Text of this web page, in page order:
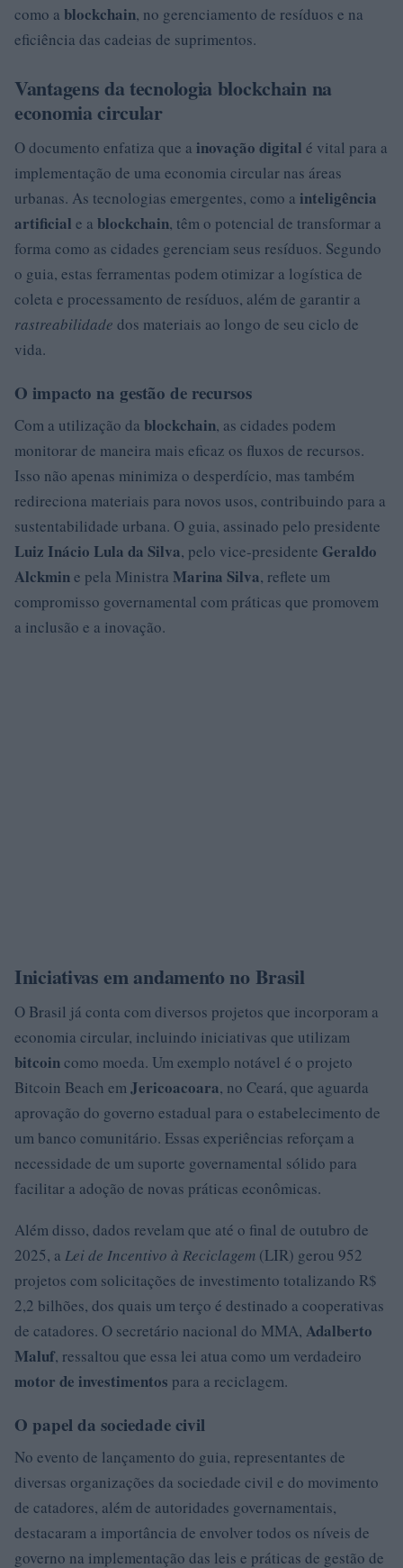
como a blockchain, no gerenciamento de resíduos e na
eficiência das cadeias de suprimentos.
Vantagens da tecnologia blockchain na
economia circular
O documento enfatiza que a inovação digital é vital para a
implementação de uma economia circular nas áreas
urbanas. As tecnologias emergentes, como a inteligência
artificial e a blockchain, têm o potencial de transformar a
forma como as cidades gerenciam seus resíduos. Segundo
o guia, estas ferramentas podem otimizar a logística de
coleta e processamento de resíduos, além de garantir a
rastreabilidade dos materiais ao longo de seu ciclo de
vida.
O impacto na gestão de recursos
Com a utilização da blockchain, as cidades podem
monitorar de maneira mais eficaz os fluxos de recursos.
Isso não apenas minimiza o desperdício, mas também
redireciona materiais para novos usos, contribuindo para a
sustentabilidade urbana. O guia, assinado pelo presidente
Luiz Inácio Lula da Silva, pelo vice-presidente Geraldo
Alckmine pela Ministra Marina Silva, reflete um
compromisso governamental com práticas que promovem
a inclusão e a inovação.
Iniciativas em andamento no Brasil
O Brasil já conta com diversos projetos que incorporam a
economia circular, incluindo iniciativas que utilizam
bitcoincomo moeda. Um exemplo notável é o projeto
Bitcoin Beach emJericoacoara, no Ceará, que aguarda
aprovação do governo estadual para o estabelecimento de
um banco comunitário. Essas experiências reforçam a
necessidade de um suporte governamental sólido para
facilitar a adoção de novas práticas econômicas.
Além disso, dados revelam que até o final de outubro de
2025, a Lei de Incentivo à Reciclagem (LIR) gerou 952
projetos com solicitações de investimento totalizando R$
2,2 bilhões, dos quais um terço é destinado a cooperativas
de catadores. O secretário nacional do MMA, Adalberto
Maluf, ressaltou que essa lei atua como um verdadeiro
motor de investimentos para a reciclagem.
O papel da sociedade civil
No evento de lançamento do guia, representantes de
diversas organizações da sociedade civil e do movimento
de catadores, além de autoridades governamentais,
destacaram a importância de envolver todos os níveis de
governo na implementação das leis e práticas de gestão de